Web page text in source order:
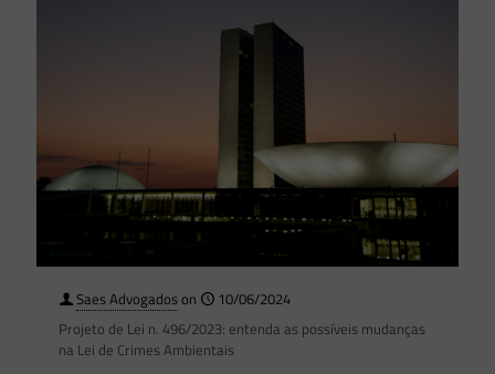
Saes Advogadoson
10/06/2024
Projeto de Lei n. 496/2023: entenda as possíveis mudanças
na Lei de Crimes Ambientais